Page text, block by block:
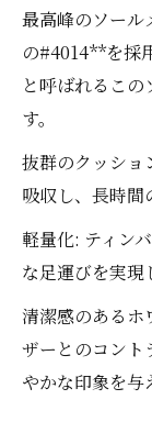
最高峰のソー
の#4014**を採
と呼ばれるこ
す。
抜群のクッショ
吸収し、長時間
軽量化: ティン
な足運びを実現
清潔感のあるホ
ザーとのコント
やかな印象を与